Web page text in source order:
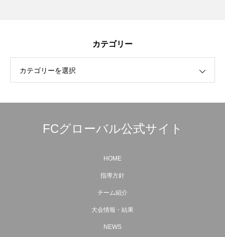
カテゴリー
カテゴリーを選択
FCグローバル公式サイト
HOME
指導方針
チーム紹介
大会情報・結果
NEWS